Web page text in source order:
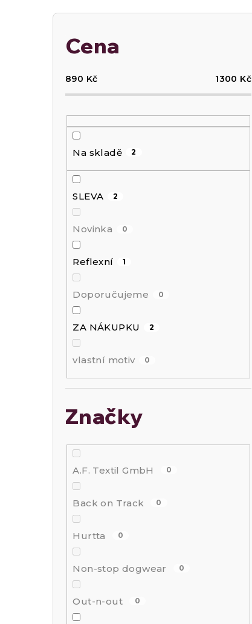
P
o
s
a
n
e
Cena
890 Kč 1300 Kč
Na skladě 2
SLEVA 2
Novinka 0
Reflexní 1
Doporučujeme 0
ZA NÁKUPKU 2
vlastní motiv 0
Značky
A.F. Textil GmbH 0
Back on Track 0
Hurtta 0
Non-stop dogwear 0
Out-n-out 0